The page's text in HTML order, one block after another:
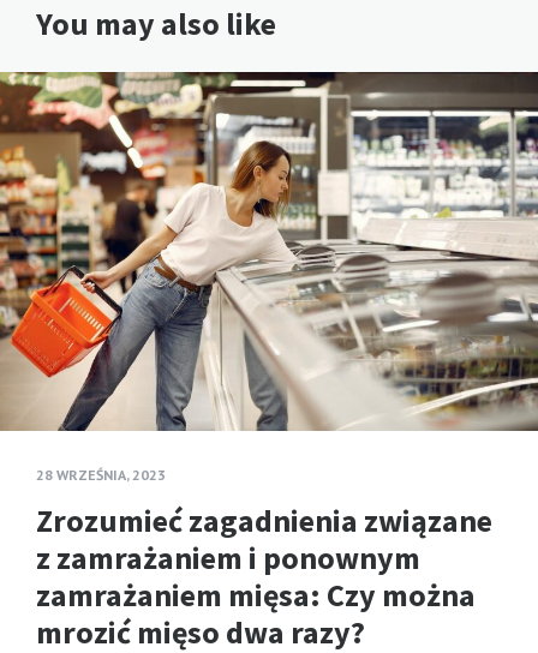
You may also like
28 WRZEŚNIA, 2023
Zrozumieć zagadnienia związane
z zamrażaniem i ponownym
zamrażaniem mięsa: Czy można
mrozić mięso dwa razy?